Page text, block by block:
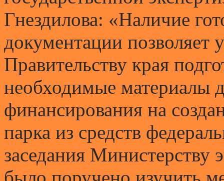
Гнездилова: «Наличие
документации позволяет
Правительству края
необходимые материалы
финансирования на
парка из средств
заседания Министерству